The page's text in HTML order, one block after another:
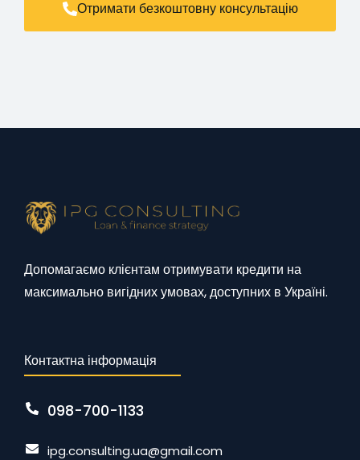
Отримати безкоштовну консультацію
Допомагаємо клієнтам отримувати кредити на
максимально вигідних умовах, доступних в Україні.
Контактна інформація
098-700-1133
ipg.consulting.ua@gmail.com